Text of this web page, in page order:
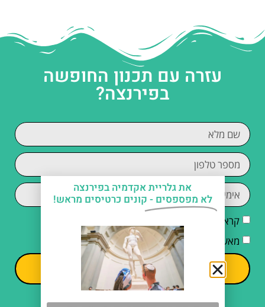
עזרה עם תכנון החופשה
בפירנצה?
קראתי והסכמתי ל
מאשר/ת קבלת דיוור וחומרים פרסומיים
שליחה
את גלריית אקדמיה בפירנצה
לא מפספסים - קונים כרטיסים מראש!